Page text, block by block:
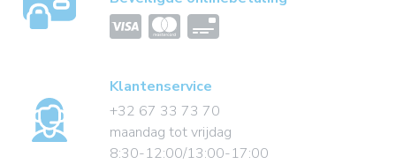
Klantenservice
+32 67 33 73 70
maandag tot vrijdag
8:30-12:00/13:00-17:00